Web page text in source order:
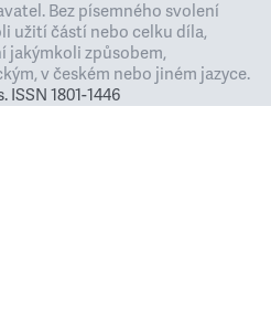
Bez písemného svolení
užití částí nebo celku díla,
jakýmkoli způsobem,
v českém nebo jiném jazyce.
1801-1446